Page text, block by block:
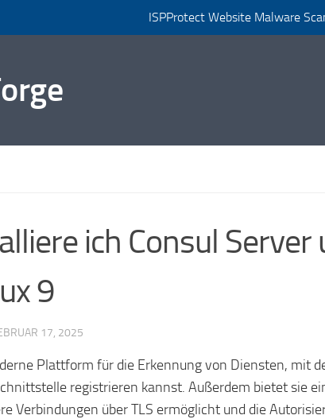
ISPProtect Website Malware
ich Consul Server
9
17, 2025
Plattform für die Erkennung von Diensten, mit
registrieren kannst. Außerdem bietet sie
Verbindungen über TLS ermöglicht und die